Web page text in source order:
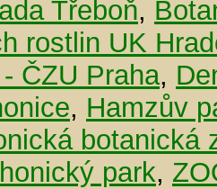
Třeboň,
rostlin UK
ČZU Praha,
, Hamzův
botanická
park,